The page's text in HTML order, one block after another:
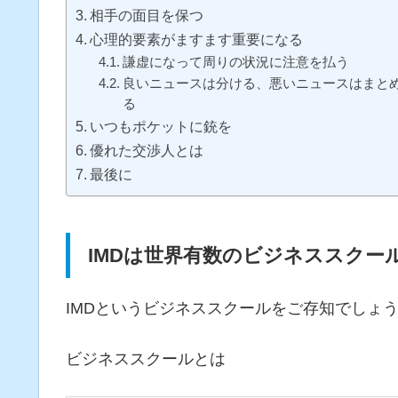
相手の面目を保つ
心理的要素がますます重要になる
謙虚になって周りの状況に注意を払う
良いニュースは分ける、悪いニュースはまと
る
いつもポケットに銃を
優れた交渉人とは
最後に
IMDは世界有数のビジネススクー
IMDというビジネススクールをご存知でしょう
ビジネススクールとは